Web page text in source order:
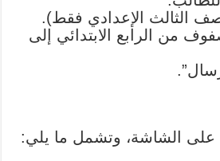
الثالث الإعدادي فقط).
من الرابع الابتدائي إلى
على الشاشة، وتشمل ما يلي: